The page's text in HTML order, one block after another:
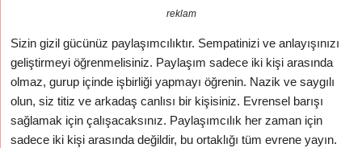
reklam
Sizin gizil gücünüz paylaşımcılıktır. Sempatinizi ve anlayışınızı
geliştirmeyi öğrenmelisiniz. Paylaşım sadece iki kişi arasında
olmaz, gurup içinde işbirliği yapmayı öğrenin. Nazik ve saygılı
olun, siz titiz ve arkadaş canlısı bir kişisiniz. Evrensel barışı
sağlamak için çalışacaksınız. Paylaşımcılık her zaman için
sadece iki kişi arasında değildir, bu ortaklığı tüm evrene yayın.